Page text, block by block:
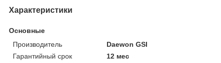
Характеристики
Основные
Производитель
Daewon GSI
Гарантийный срок
12 мес